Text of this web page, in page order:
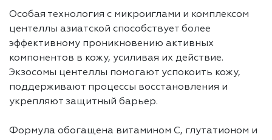
Особая технология с микроиглами и комплексом
центеллы азиатской способствует более
эффективному проникновению активных
компонентов в кожу, усиливая их действие.
Экзосомы центеллы помогают успокоить кожу,
поддерживают процессы восстановления и
укрепляют защитный барьер.
Формула обогащена витамином С, глутатионом и